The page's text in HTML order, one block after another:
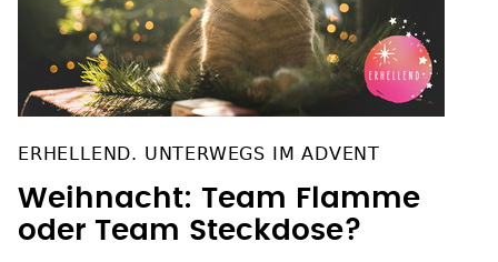
ERHELLEND. UNTERWEGS IM ADVENT
Weihnacht: Team Flamme
oder Team Steckdose?